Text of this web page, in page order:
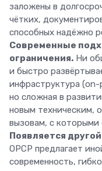
заложены в
чётких,
способных надёжно
Современные
ограничения. Ни
и быстро
инфраструктура (on-
но сложная в
новым техническим,
вызовам, с которыми
Появляется
OPCP предлагает
современность,